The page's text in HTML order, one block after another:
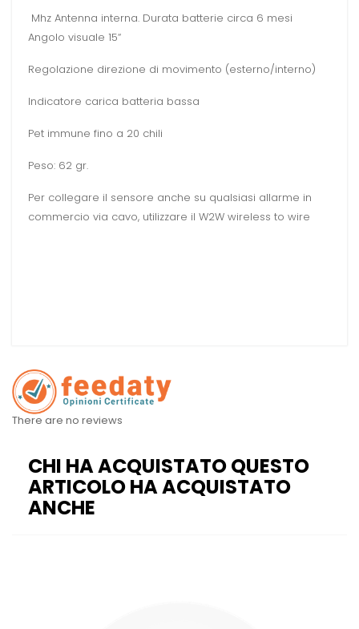
Mhz Antenna interna. Durata batterie circa 6 mesi
Angolo visuale 15“
Regolazione direzione di movimento (esterno/interno)
Indicatore carica batteria bassa
Pet immune fino a 20 chili
Peso: 62 gr.
Per collegare il sensore anche su qualsiasi allarme in
commercio via cavo, utilizzare il W2W wireless to wire
There are no reviews
CHI HA ACQUISTATO QUESTO
ARTICOLO HA ACQUISTATO
ANCHE